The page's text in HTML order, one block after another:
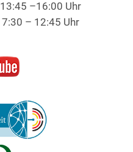
13:45 –16:00 Uhr
7:30 – 12:45 Uhr